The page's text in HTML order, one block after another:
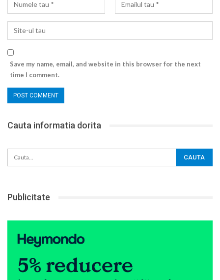
Save my name, email, and website in this browser for the next
time I comment.
Cauta informatia dorita
Publicitate